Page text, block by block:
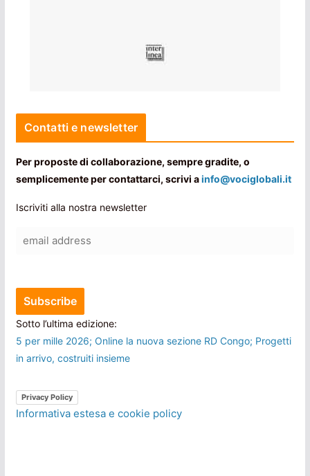
Contatti e newsletter
Per proposte di collaborazione, sempre gradite, o
semplicemente per contattarci, scrivi ainfo@vociglobali.it
Iscriviti alla nostra newsletter
Sotto l’ultima edizione:
5 per mille 2026; Online la nuova sezione RD Congo; Progetti
in arrivo, costruiti insieme
Privacy Policy
Informativa estesa e cookie policy